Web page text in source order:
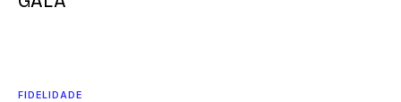
FIDELIDADE